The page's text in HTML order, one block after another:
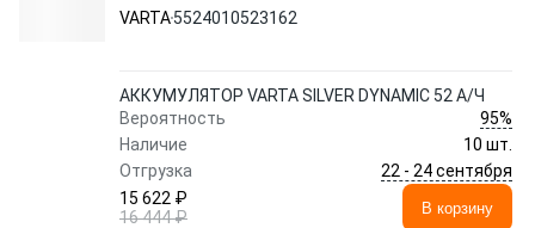
VARTA5524010523162
АККУМУЛЯТОР VARTA SILVER DYNAMIC 52 А/Ч
Вероятность
95%
Наличие
10 шт.
Отгрузка
22 - 24 сентября
15 622 ₽
16 444 ₽
В корзину